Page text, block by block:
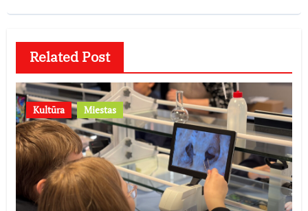
Related Post
Kultūra Miestas